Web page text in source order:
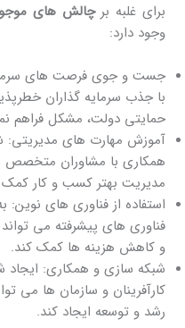
برای غلبه برچالش ‌های
وجود دارد:
جست ‌و جوی فرصت‌ های سرمایه
با جذب سرمایه‌ گذاران
حمایتی دولت، مشکل فراهم
آموزش مهارت ‌های مدیریتی:
همکاری با مشاوران متخصص
مدیریت بهتر کسب ‌و کار کمک
استفاده از فناوری‌ های نوین:
فناوری ‌های پیشرفته می ‌تواند
و کاهش هزینه ‌ها کمک کند.
شبکه ‌سازی و همکاری: ایجاد
کارآفرینان و سازمان ‌ها می
رشد و توسعه ایجاد کند.